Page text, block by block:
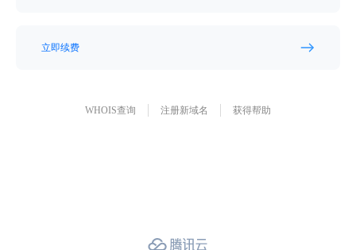
立即续费
WHOIS查询 注册新域名 获得帮助